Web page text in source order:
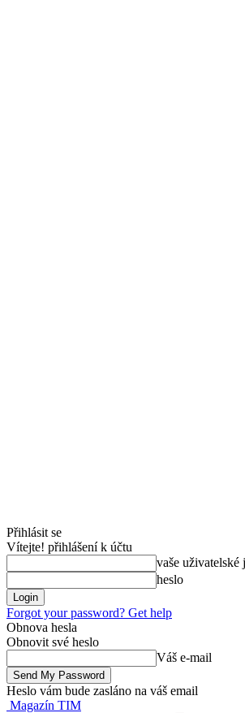
Přihlásit se
Vítejte! přihlášení k účtu
vaše uživatelské
heslo
Forgot your password? Get help
Obnova hesla
Obnovit své heslo
Váš e-mail
Heslo vám bude zasláno na váš email
Magazín TIM